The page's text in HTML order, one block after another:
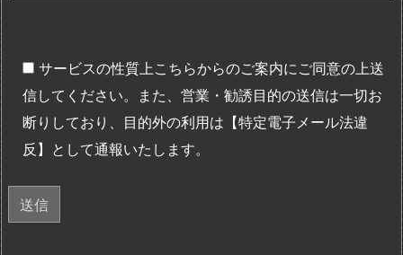
サービスの性質上こちらからのご案内にご同意の上送
信してください。また、営業・勧誘目的の送信は一切お
断りしており、目的外の利用は【特定電子メール法違
反】として通報いたします。